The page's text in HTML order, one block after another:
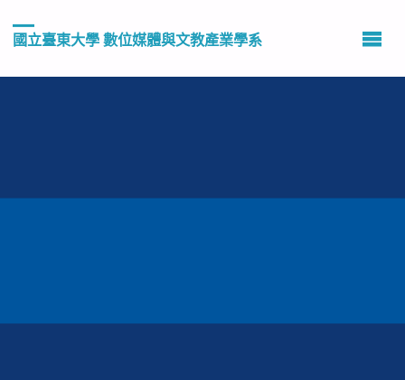
國立臺東大學 數位媒體與文教產業學系